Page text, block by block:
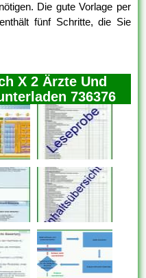
Die gute Vorlage per
fünf Schritte, die Sie
X 2 Ärzte Und
736376